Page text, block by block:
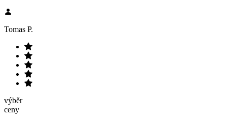
Tomas P.
výběr
ceny